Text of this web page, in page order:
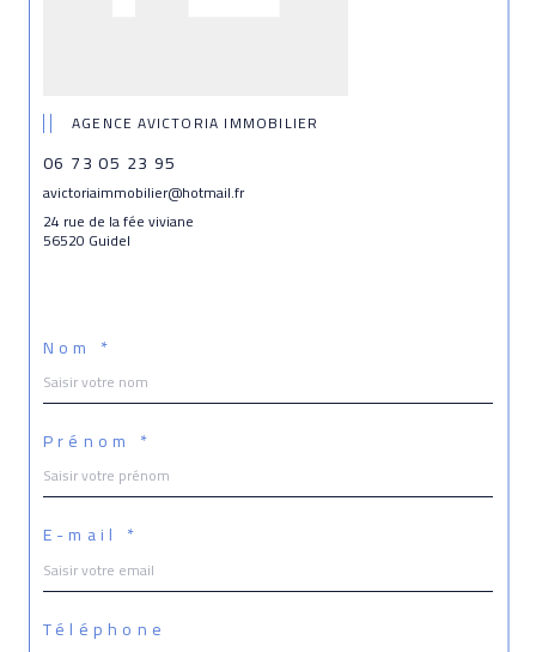
AGENCE AVICTORIA IMMOBILIER
06 73 05 23 95
avictoriaimmobilier@hotmail.fr
24 rue de la fée viviane
56520 Guidel
Nom *
Prénom *
E-mail *
Téléphone